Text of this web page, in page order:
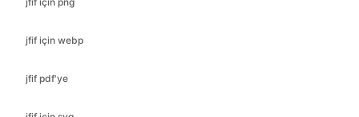
jfif pdf'ye
jfif için svg
jpeg için gif